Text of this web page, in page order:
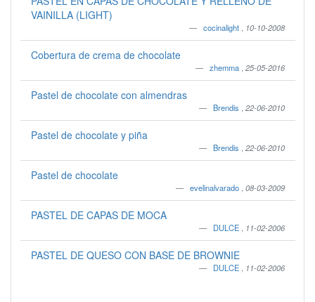
VAINILLA (LIGHT)
cocinalight 10-10-2008
Cobertura de crema de chocolate
zhemma 25-05-2016
Pastel de chocolate con almendras
Brendis 22-06-2010
Pastel de chocolate y piña
Brendis 22-06-2010
Pastel de chocolate
evelinalvarado 08-03-2009
PASTEL DE CAPAS DE MOCA
DULCE 11-02-2006
PASTEL DE QUESO CON BASE DE BROWNIE
DULCE 11-02-2006